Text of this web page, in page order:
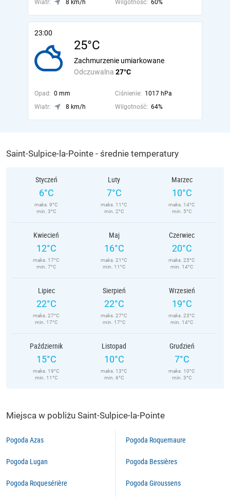
Wiatr: 8 km/h Wilgotność: 60%
23:00
25°C
Odczuwalna 27°C
Zachmurzenie umiarkowane
Opad: 0 mm Ciśnienie: 1017 hPa
Wiatr:
8 km/h Wilgotność: 64%
Saint-Sulpice-la-Pointe - średnie temperatury
Styczeń
6°C
maks. 9°C
min. 3°C
Luty
7°C
maks. 11°C
min. 2°C
Marzec
10°C
maks. 14°C
min. 5°C
Kwiecień
12°C
maks. 17°C
min. 7°C
Maj
16°C
maks. 21°C
min. 11°C
Czerwiec
20°C
maks. 25°C
min. 14°C
Lipiec
22°C
maks. 27°C
min. 17°C
Sierpień
22°C
maks. 27°C
min. 17°C
Wrzesień
19°C
maks. 23°C
min. 14°C
Październik
15°C
maks. 19°C
min. 11°C
Listopad
10°C
maks. 13°C
min. 6°C
Grudzień
7°C
maks. 10°C
min. 3°C
Miejsca w pobliżu Saint-Sulpice-la-Pointe
Pogoda Azas
Pogoda Lugan
Pogoda Roquesérière
Pogoda Roquemaure
Pogoda Bessières
Pogoda Giroussens